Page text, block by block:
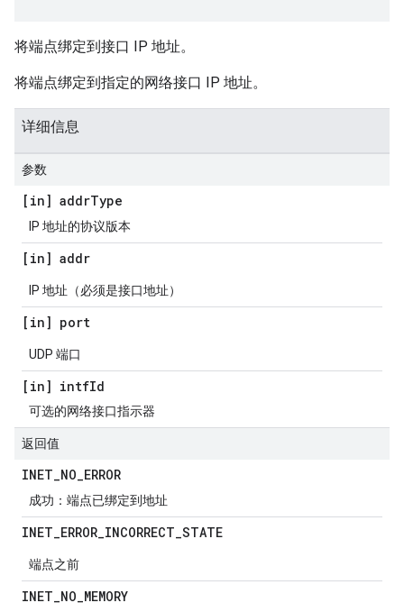
将端点绑定到接口 IP 地址。
将端点绑定到指定的网络接口 IP 地址。
详细信息
参数
[in] addrType
IP 地址的协议版本
[in] addr
IP 地址（必须是接口地址）
[in] port
UDP 端口
[in] intfId
可选的网络接口指示器
返回值
INET_NO_ERROR
成功：端点已绑定到地址
INET_ERROR_INCORRECT_STATE
端点之前
INET_NO_MEMORY